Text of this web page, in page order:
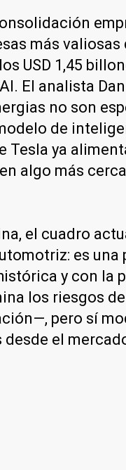
más
USD 1,45
El analista
no son
de
ya
algo más
el cuadro
es
y con
los riesgos
pero sí
el